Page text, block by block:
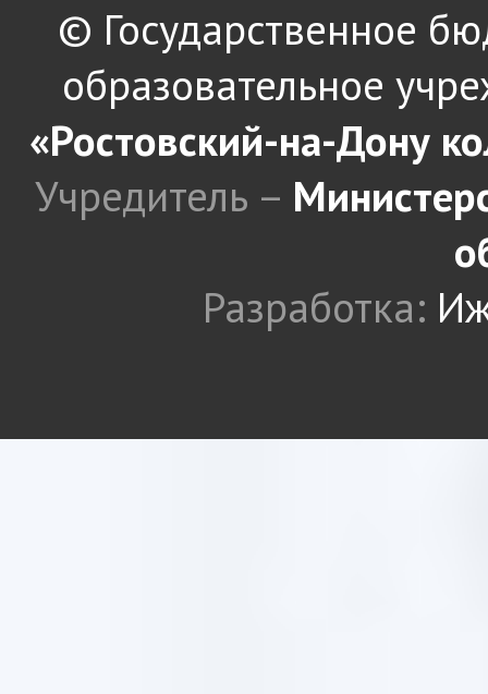
© Государственное
образовательное
«Ростовский-на-Дону
Учредитель –
Разработка: